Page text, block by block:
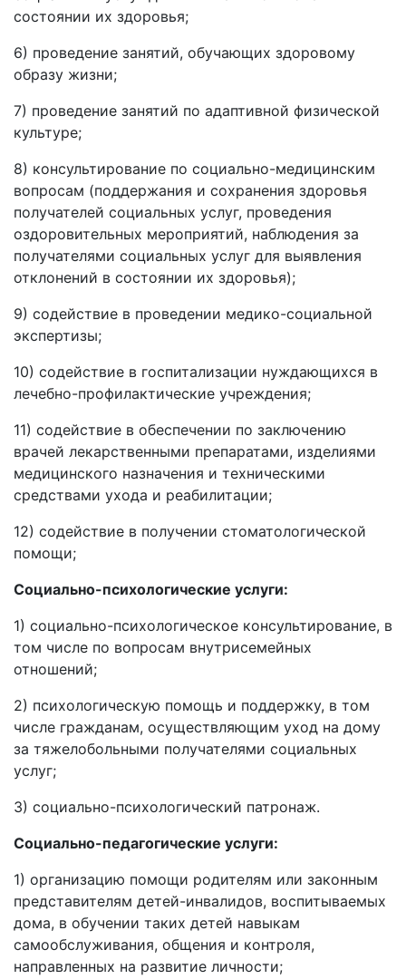
состоянии их здоровья;
6) проведение занятий, обучающих здоровому
образу жизни;
7) проведение занятий по адаптивной физической
культуре;
8) консультирование по социально-медицинским
вопросам (поддержания и сохранения здоровья
получателей социальных услуг, проведения
оздоровительных мероприятий, наблюдения за
получателями социальных услуг для выявления
отклонений в состоянии их здоровья);
9) содействие в проведении медико-социальной
экспертизы;
10) содействие в госпитализации нуждающихся в
лечебно-профилактические учреждения;
11) содействие в обеспечении по заключению
врачей лекарственными препаратами, изделиями
медицинского назначения и техническими
средствами ухода и реабилитации;
12) содействие в получении стоматологической
помощи;
Социально-психологические услуги:
1) социально-психологическое консультирование, в
том числе по вопросам внутрисемейных
отношений;
2) психологическую помощь и поддержку, в том
числе гражданам, осуществляющим уход на дому
за тяжелобольными получателями социальных
услуг;
3) социально-психологический патронаж.
Социально-педагогические услуги:
1) организацию помощи родителям или законным
представителям детей-инвалидов, воспитываемых
дома, в обучении таких детей навыкам
самообслуживания, общения и контроля,
направленных на развитие личности;